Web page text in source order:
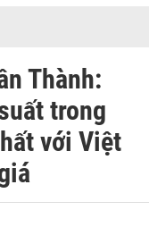
Thành:
trong
với Việt